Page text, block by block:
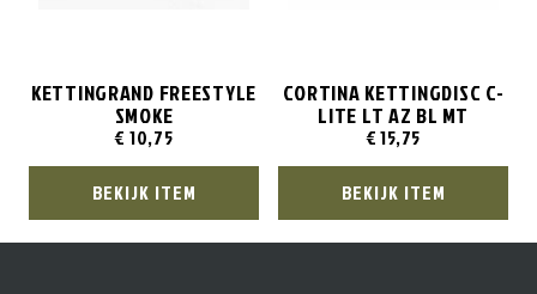
KETTINGRAND FREESTYLE
SMOKE
€ 10,75
BEKIJK ITEM
CORTINA KETTINGDISC C-
LITE LT AZ BL MT
€15,75
BEKIJK ITEM